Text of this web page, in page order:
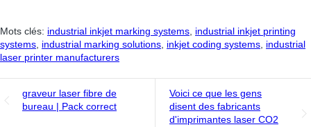
Mots clés: industrial inkjet marking systems industrial inkjet printing
systems industrial marking solutions inkjet coding systems industrial
laser printer manufacturers
graveur laser fibre de
bureau | Pack correct
Voici ce que les gens
disent des fabricants
d'imprimantes laser CO2